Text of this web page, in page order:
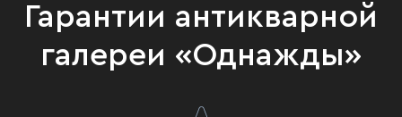
Гарантии антикварной
галереи «Однажды»